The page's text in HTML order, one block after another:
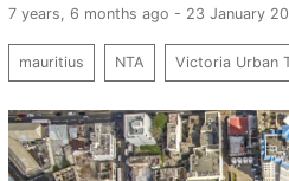
7 years, 6 months ago - 23 January
mauritius NTA Victoria Urban